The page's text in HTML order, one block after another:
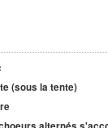
(sous la tente)